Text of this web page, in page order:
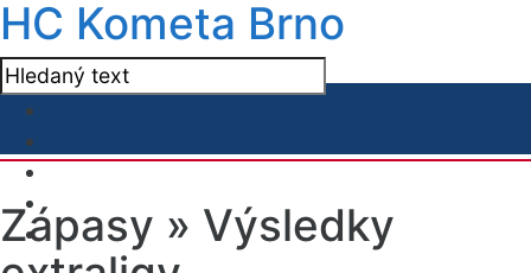
HC Kometa Brno
Zápasy » Výsledky